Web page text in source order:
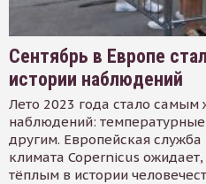
Сентябрь в Европе
истории наблюдений
Лето 2023 года стало самым
наблюдений:
другим. Европейская
климата Copernicus
тёплым в истории